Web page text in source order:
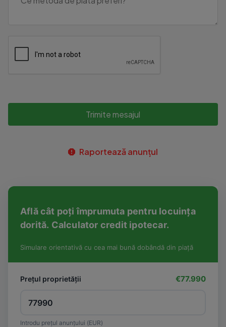
Trimite mesajul
Raportează anunțul
Află cât poți împrumuta pentru locuința
dorită. Calculator credit ipotecar.
Simulare orientativă cu cea mai bună dobândă din piață
Prețul proprietății €77.990
Introdu prețul anunțului (EUR)